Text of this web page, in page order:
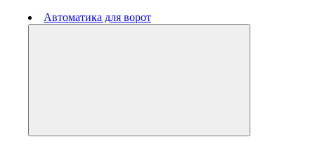
Автоматика для ворот